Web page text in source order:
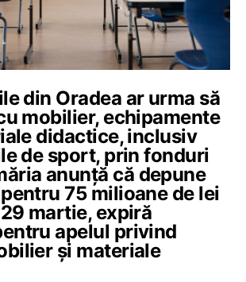
din Oradea ar urma să
mobilier, echipamente
didactice, inclusiv
de sport, prin fonduri
anunță că depune
75 milioane de lei
martie, expiră
apelul privind
și materiale